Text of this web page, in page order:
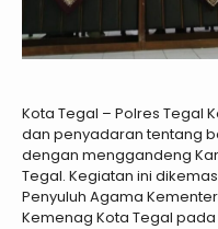
Kota Tegal – Polres Tegal
dan penyadaran tentang
dengan menggandeng
Tegal. Kegiatan ini
Penyuluh Agama
Kemenag Kota Tegal